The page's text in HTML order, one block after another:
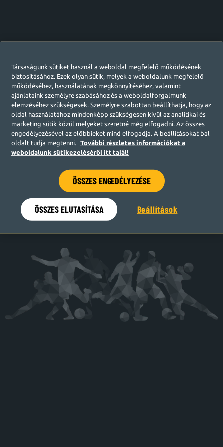
Hamarosan visszatérünk
Társaságunk sütiket használ a weboldal megfelelő működésének
biztosításához. Ezek olyan sütik, melyek a weboldalunk megfelelő
működéséhez, használatának megkönnyítéséhez, valamint
ajánlataink személyre szabásához és a weboldalforgalmunk
elemzéséhez szükségesek. Személyre szabottan beállíthatja, hogy az
oldal használatához mindenképp szükségesen kívül az analitikai és
marketing sütik közül melyeket szeretné még elfogadni. Az összes
engedélyezésével az előbbieket mind elfogadja. A beállításokat bal
oldalt tudja megtenni.
További részletes információkat a
weboldalunk sütikezeléséről itt talál!
ÖSSZES ENGEDÉLYEZÉSE
ÖSSZES ELUTASÍTÁSA Beállítások